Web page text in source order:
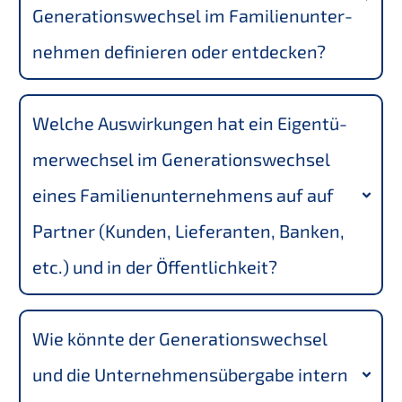
Generations­wechsel im Famili­en­un­ter­
neh­men definie­ren oder entdecken?
Welche Auswir­kun­gen hat ein Eigen­tü­
mer­wech­sel im Generations­wechsel
eines Famili­en­un­ter­neh­mens auf auf
Partner (Kunden, Liefe­ran­ten, Banken,
etc.) und in der Öffentlichkeit?
Wie könnte der Generations­wechsel
und die Unter­neh­mens­über­ga­be intern